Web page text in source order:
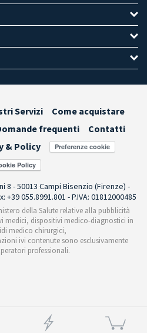
Servizi
Come acquistare
frequenti
Contatti
& Policy Preferenze cookie
8 - 50013 Campi Bisenzio (Firenze) -
+39 055.8991.801 - P.IVA: 01812000485
della Salute relative alla pubblicità
medici, dispositivi medico-diagnostici in
medico chirurgici,
ivi contenute sono esclusivamente
professionali.